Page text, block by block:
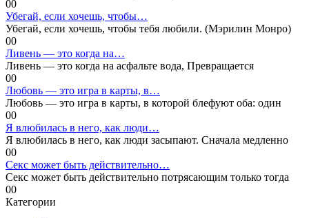
00
Убегай, если хочешь, чтобы…
Убегай, если хочешь, чтобы тебя любили. (Мэрилин Монро)
00
Ливень — это когда на…
Ливень — это когда на асфальте вода, Превращается
00
Любовь — это игра в карты, в…
Любовь — это игра в карты, в которой блефуют оба: один
00
Я влюбилась в него, как люди…
Я влюбилась в него, как люди засыпают. Сначала медленно
00
Секс может быть действительно…
Секс может быть действительно потрясающим только тогда
00
Категории